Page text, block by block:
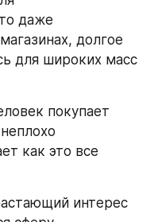
даже
долгое
для широких масс
покупает
как это все
интерес